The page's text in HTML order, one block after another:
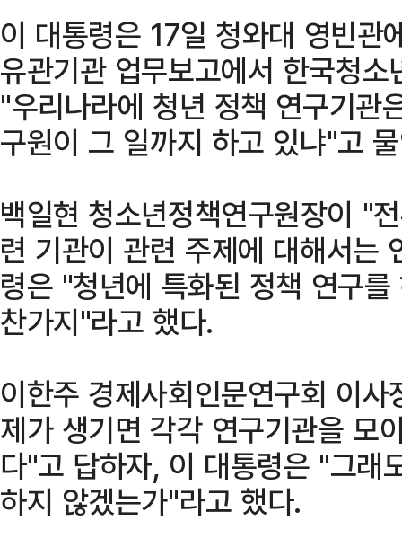
이 대통령은 17일 청와대 영빈
유관기관 업무보고에서 한국청
"우리나라에 청년 정책 연구기관
구원이 그 일까지 하고 있냐"고
백일현 청소년정책연구원장이 "
련 기관이 관련 주제에 대해서는
령은 "청년에 특화된 정책 연구
찬가지"라고 했다.
이한주 경제사회인문연구회 이
제가 생기면 각각 연구기관을 모
다"고 답하자, 이 대통령은 "그래
하지 않겠는가"라고 했다.